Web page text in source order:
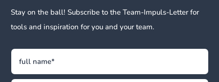
Stay on the ball! Subscribe to the Team-Impuls-Letter for
tools and inspiration for you and your team.